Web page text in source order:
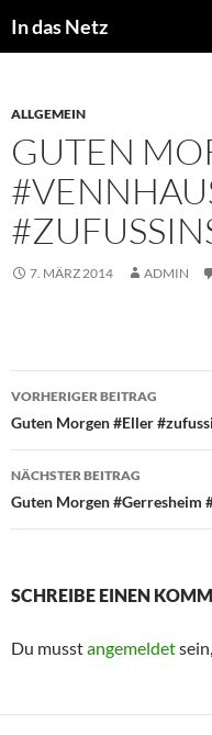
Inhalt
In das Netz
ALLGEMEIN
GUTEN
7. MÄRZ 2014 ADMIN
VORHERIGER BEITRAG
Guten Morgen #Eller
NÄCHSTER BEITRAG
Guten Morgen #Gerresheim
SCHREIBE EINEN
Du musstangemeldet